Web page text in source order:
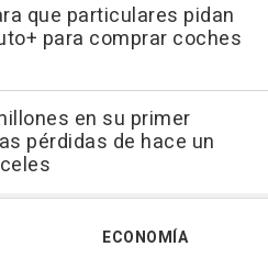
que particulares pidan
para comprar coches
en su primer
pérdidas de hace un
ECONOMÍA